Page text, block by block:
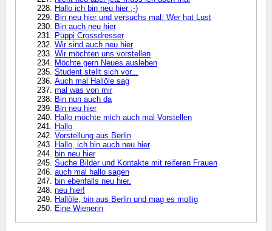
Hallo ich bin neu hier ;-)
Bin neu hier und versuchs mal: Wer hat Lust
Bin auch neu hier
Püppi Crossdresser
Wir sind auch neu hier
Wir möchten uns vorstellen
Möchte gern Neues ausleben
Student stellt sich vor...
Auch mal Hallöle sag
mal was von mir
Bin nun auch da
Bin neu hier
Hallo möchte mich auch mal Vorstellen
Hallo
Vorstellung aus Berlin
Hallo, ich bin auch neu hier
bin neu hier
Suche Bilder und Kontakte mit reiferen Frauen
auch mal hallo sagen
bin ebenfalls neu hier.
neu hier!
Hallöle, bin aus Berlin und mag es mollig
Eine Wienerin